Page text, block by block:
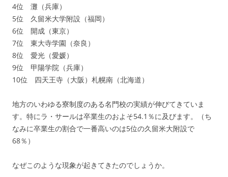
4位 灘（兵庫）
5位 久留米大学附設（福岡）
6位 開成（東京）
7位 東大寺学園（奈良）
8位 愛光（愛媛）
9位 甲陽学院（兵庫）
10位 四天王寺（大阪）札幌南（北海道）
地方のいわゆる寮制度のある名門校の実績が伸びてきていま
す。特にラ・サールは卒業生のおよそ54.1％に及びます。（ち
なみに卒業生の割合で一番高いのは5位の久留米大附設で
68％）
なぜこのような現象が起きてきたのでしょうか。